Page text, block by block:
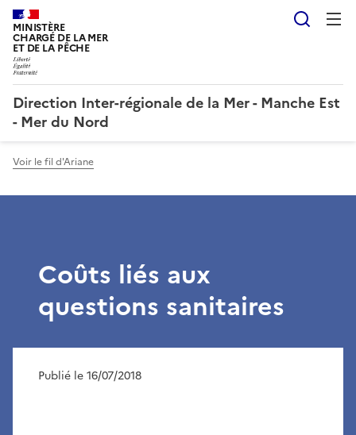
MINISTÈRE
CHARGÉ DE LA MER
ET DE LA PÊCHE
Direction Inter-régionale de la Mer - Manche Est
- Mer du Nord
Voir le fil d'Ariane
Coûts liés aux
questions sanitaires
Publié le 16/07/2018